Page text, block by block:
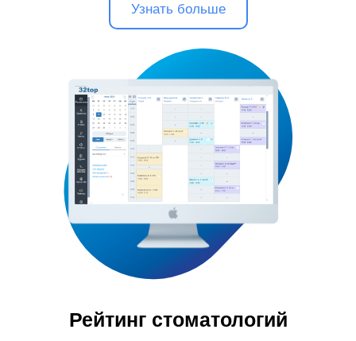
Узнать больше
Рейтинг стоматологий